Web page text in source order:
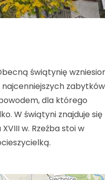
świątynię
zabytków
dla którego
W świątyni znajduje się
w. Rzeźba stoi w